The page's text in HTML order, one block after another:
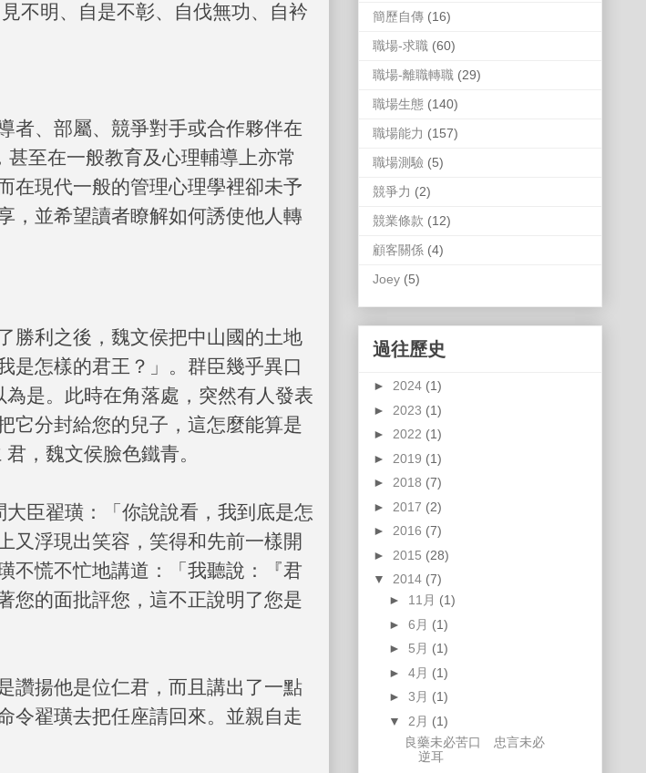
見不明、自是不彰、自伐無功、自衿
者、部屬、競爭對手或合作夥伴在
至在一般教育及心理輔導上亦常
在現代一般的管理心理學裡卻未予
，並希望讀者瞭解如何誘使他人轉
勝利之後，魏文侯把中山國的土地
是怎樣的君王？」。群臣幾乎異口
是。此時在角落處，突然有人發表
它分封給您的兒子，這怎麼能算是
，魏文侯臉色鐵青。
臣翟璜：「你說說看，我到底是怎
又浮現出笑容，笑得和先前一樣開
不慌不忙地講道：「我聽說：『君
您的面批評您，這不正說明了您是
讚揚他是位仁君，而且講出了一點
令翟璜去把任座請回來。並親自走
簡歷自傳 (16)
職場-求職 (60)
職場-離職轉職 (29)
職場生態 (140)
職場能力 (157)
職場測驗 (5)
競爭力 (2)
競業條款 (12)
顧客關係 (4)
Joey (5)
過往歷史
► 2024 (1)
► 2023 (1)
► 2022 (1)
► 2019 (1)
► 2018 (7)
► 2017 (2)
► 2016 (7)
► 2015 (28)
▼ 2014 (7)
► 11月 (1)
► 6月 (1)
► 5月 (1)
► 4月 (1)
► 3月 (1)
▼ 2月 (1)
良藥未必苦口 忠言未必
逆耳